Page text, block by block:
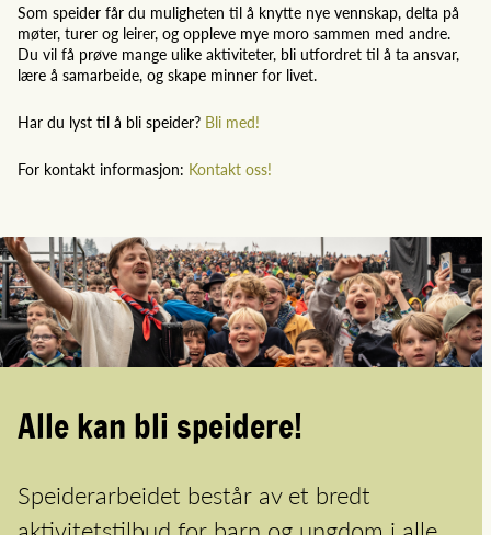
Som speider får du muligheten til å knytte nye vennskap, delta på
møter, turer og leirer, og oppleve mye moro sammen med andre.
Du vil få prøve mange ulike aktiviteter, bli utfordret til å ta ansvar,
lære å samarbeide, og skape minner for livet.
Har du lyst til å bli speider? Bli med!
For kontakt informasjon: Kontakt oss!
Alle kan bli speidere!
Speiderarbeidet består av et bredt